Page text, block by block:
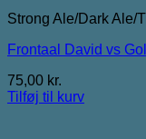
Strong Ale/Dark Ale/
Frontaal David vs
75,00 kr.
Tilføj til kurv